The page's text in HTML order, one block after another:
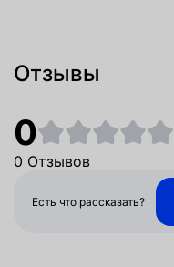
Отзывы
0
0 Отзывов
Есть что рассказать?